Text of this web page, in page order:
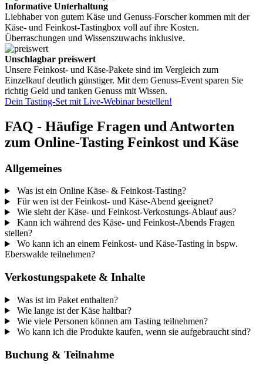
Informative Unterhaltung
Liebhaber von gutem Käse und Genuss-Forscher kommen mit der
Käse- und Feinkost-Tastingbox voll auf ihre Kosten.
Überraschungen und Wissenszuwachs inklusive.
Unschlagbar preiswert
Unsere Feinkost- und Käse-Pakete sind im Vergleich zum
Einzelkauf deutlich günstiger. Mit dem Genuss-Event sparen Sie
richtig Geld und tanken Genuss mit Wissen.
Dein Tasting-Set mit Live-Webinar bestellen!
FAQ - Häufige Fragen und Antworten
zum Online-Tasting Feinkost und Käse
Allgemeines
Was ist ein Online Käse- & Feinkost-Tasting?
Für wen ist der Feinkost- und Käse-Abend geeignet?
Wie sieht der Käse- und Feinkost-Verkostungs-Ablauf aus?
Kann ich während des Käse- und Feinkost-Abends Fragen
stellen?
Wo kann ich an einem Feinkost- und Käse-Tasting in bspw.
Eberswalde teilnehmen?
Verkostungspakete & Inhalte
Was ist im Paket enthalten?
Wie lange ist der Käse haltbar?
Wie viele Personen können am Tasting teilnehmen?
Wo kann ich die Produkte kaufen, wenn sie aufgebraucht sind?
Buchung & Teilnahme